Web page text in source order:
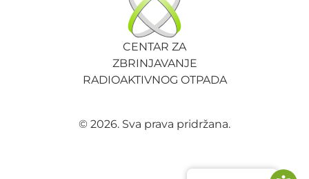
CENTAR ZA
ZBRINJAVANJE
RADIOAKTIVNOG OTPADA
© 2026. Sva prava pridržana.